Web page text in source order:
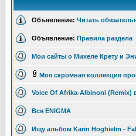
Объявление: Читать
Объявление: Правила раздела
Мои сайты о Михеле Крету и
Моя скромная коллекция
Voice Of Afrika-Albinoni
Вся ENIGMA
Ищу альбом Karin Hoghielm -